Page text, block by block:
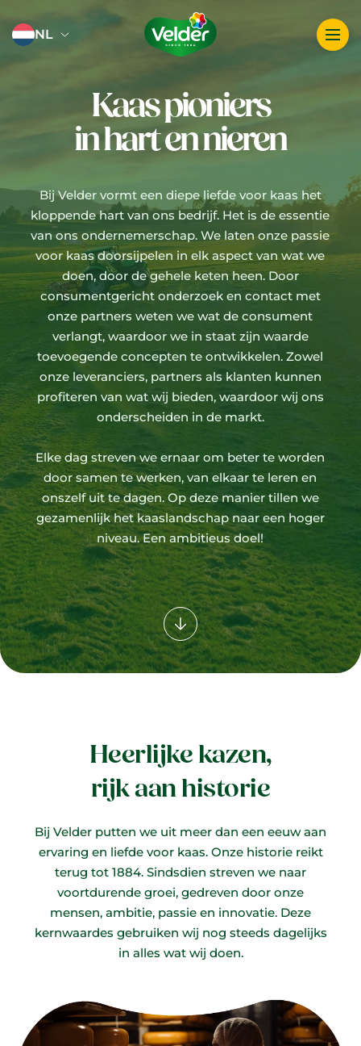
NL
Kaas pioniers
in hart en nieren
Bij Velder vormt een diepe liefde voor kaas het
kloppende hart van ons bedrijf. Het is de essentie
van ons ondernemerschap. We laten onze passie
voor kaas doorsijpelen in elk aspect van wat we
doen, door de gehele keten heen. Door
consumentgericht onderzoek en contact met
onze partners weten we wat de consument
verlangt, waardoor we in staat zijn waarde
toevoegende concepten te ontwikkelen. Zowel
onze leveranciers, partners als klanten kunnen
profiteren van wat wij bieden, waardoor wij ons
onderscheiden in de markt.
Elke dag streven we ernaar om beter te worden
door samen te werken, van elkaar te leren en
onszelf uit te dagen. Op deze manier tillen we
gezamenlijk het kaaslandschap naar een hoger
niveau. Een ambitieus doel!
Heerlijke kazen,
rijk aan historie
Bij Velder putten we uit meer dan een eeuw aan
ervaring en liefde voor kaas. Onze historie reikt
terug tot 1884. Sindsdien streven we naar
voortdurende groei, gedreven door onze
mensen, ambitie, passie en innovatie. Deze
kernwaardes gebruiken wij nog steeds dagelijks
in alles wat wij doen.